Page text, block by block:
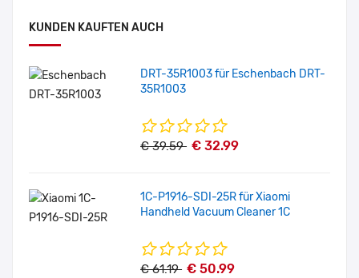
KUNDEN KAUFTEN AUCH
DRT-35R1003 für Eschenbach DRT-
35R1003
€ 39.59 € 32.99
1C-P1916-SDI-25R für Xiaomi
Handheld Vacuum Cleaner 1C
€ 61.19 € 50.99